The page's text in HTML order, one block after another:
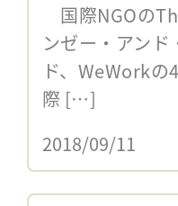
国際NGOの
ンゼー・アン
ド、WeWork
際 […]
2018/09/11